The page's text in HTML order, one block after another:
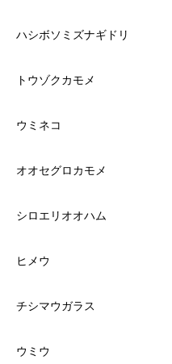
ハシボソミズナギドリ
トウゾクカモメ
ウミネコ
オオセグロカモメ
シロエリオオハム
ヒメウ
チシマウガラス
ウミウ